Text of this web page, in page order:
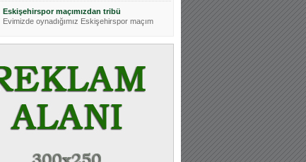
Eskişehirspor maçımızdan tribü
Evimizde oynadığımız Eskişehirspor maçım